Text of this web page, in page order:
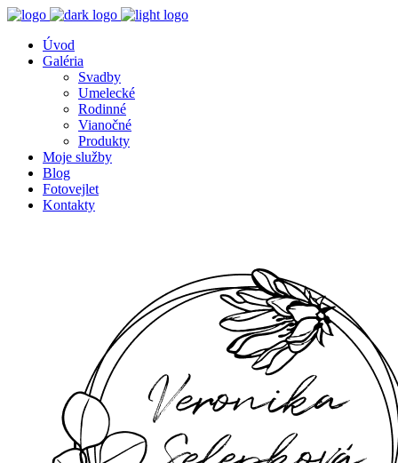
Úvod
Galéria
Svadby
Umelecké
Rodinné
Vianočné
Produkty
Moje služby
Blog
Fotovejlet
Kontakty